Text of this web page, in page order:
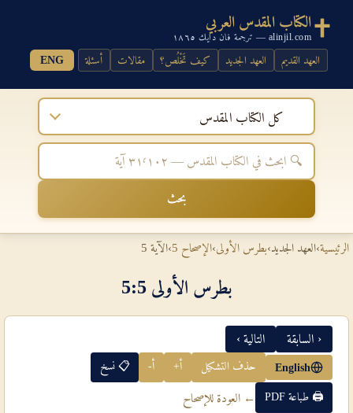
الكتاب المقدس العربي
alinjil.com — ترجمة فان دايك ١٨٦٥
العهد القديم العهد الجديد كيف تَخْلُص؟ مقالات أسئلة ENG
كل الكتاب المقدس
بحث
الرئيسية›العهد الجديد›بطرس الأولى›الإصحاح 5 ›الآية 5
بطرس الأولى 5‏:‏5
‹ السابقة التالية ›
English حذف التشكيل أ+ أ- 📋 نسخ
🖨 طباعة PDF ← العودة للإصحاح